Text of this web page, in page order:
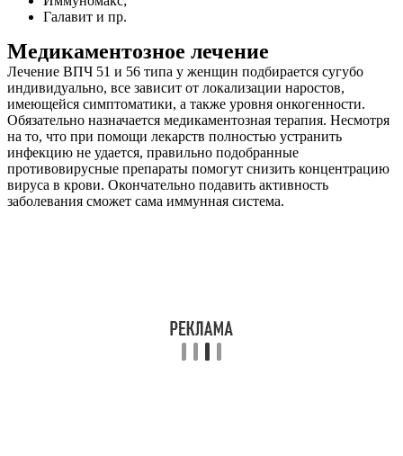
Галавит и пр.
Медикаментозное лечение
Лечение ВПЧ 51 и 56 типа у женщин подбирается сугубо
индивидуально, все зависит от локализации наростов,
имеющейся симптоматики, а также уровня онкогенности.
Обязательно назначается медикаментозная терапия. Несмотря
на то, что при помощи лекарств полностью устранить
инфекцию не удается, правильно подобранные
противовирусные препараты помогут снизить концентрацию
вируса в крови. Окончательно подавить активность
заболевания сможет сама иммунная система.